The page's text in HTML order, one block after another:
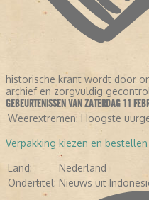
historische krant wordt door
archief en zorgvuldig
GEBEURTENISSEN VAN ZATERDAG 11
Weerextremen: Hoogste
Verpakking kiezen en bestellen
Land:
Nederland
Ondertitel: Nieuws uit